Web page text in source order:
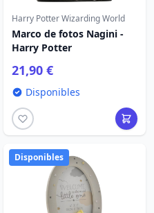
Harry Potter Wizarding World
Marco de fotos Nagini -
Harry Potter
21,90 €
Disponibles
Disponibles